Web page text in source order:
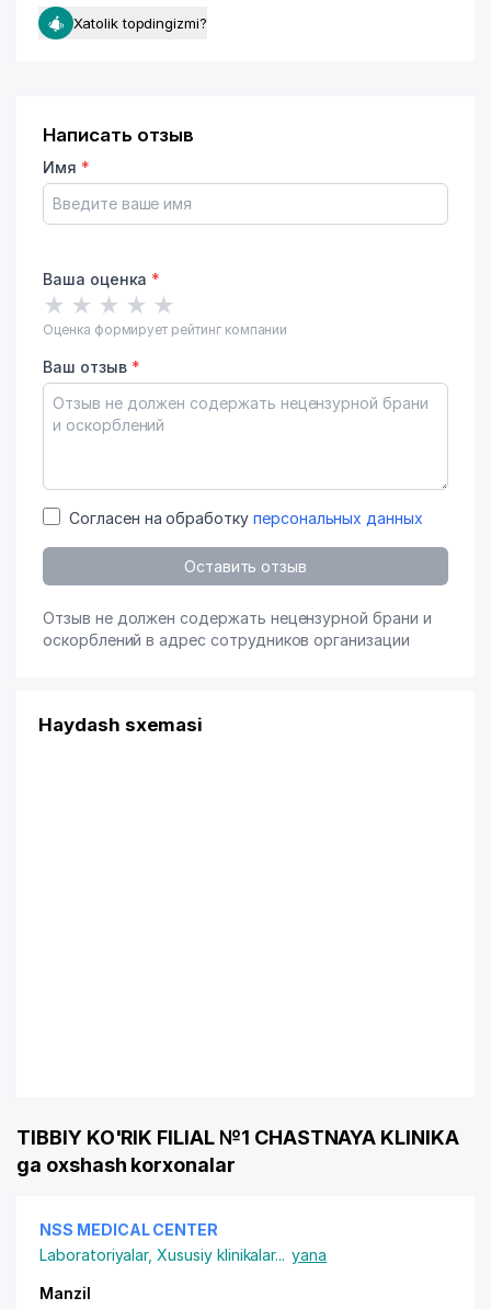
Xatolik topdingizmi?
Написать отзыв
Имя *
Ваша оценка *
★ ★ ★ ★ ★
Оценка формирует рейтинг компании
Ваш отзыв *
Согласен на обработку персональных данных
Оставить отзыв
Отзыв не должен содержать нецензурной брани и
оскорблений в адрес сотрудников организации
Haydash sxemasi
TIBBIY KO'RIK FILIAL №1 CHASTNAYA KLINIKA
ga oxshash korxonalar
NSS MEDICAL CENTER
Laboratoriyalar,Xususiy klinikalar... yana
Manzil